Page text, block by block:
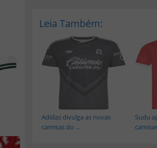
Leia Também:
Sudu
Adidas divulga as novas
camisas do ...